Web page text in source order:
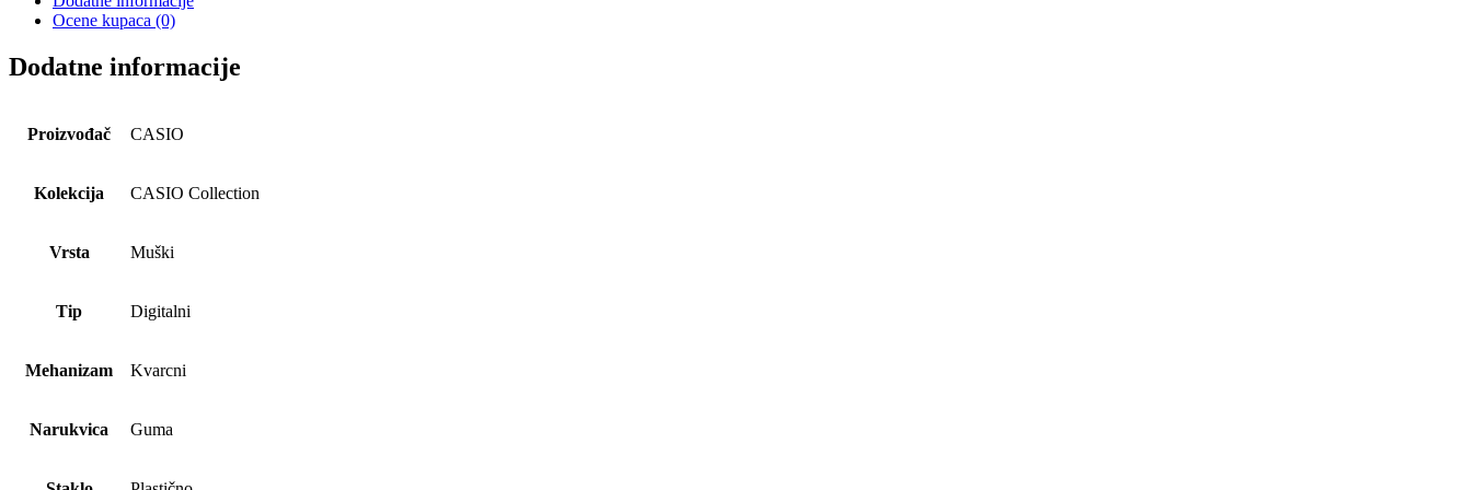
Ocene kupaca (0)
Dodatne informacije
Proizvođač CASIO
Kolekcija CASIO Collection
Vrsta Muški
Tip Digitalni
Mehanizam Kvarcni
Narukvica Guma